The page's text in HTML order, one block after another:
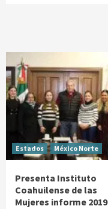
Estados México Norte
Presenta Instituto
Coahuilense de las
Mujeres informe 2019